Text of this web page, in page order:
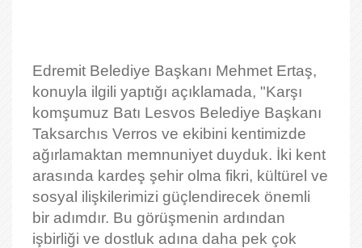
Edremit Belediye Başkanı Mehmet Ertaş,
konuyla ilgili yaptığı açıklamada, "Karşı
komşumuz Batı Lesvos Belediye Başkanı
Taksarchıs Verros ve ekibini kentimizde
ağırlamaktan memnuniyet duyduk. İki kent
arasında kardeş şehir olma fikri, kültürel ve
sosyal ilişkilerimizi güçlendirecek önemli
bir adımdır. Bu görüşmenin ardından
işbirliği ve dostluk adına daha pek çok